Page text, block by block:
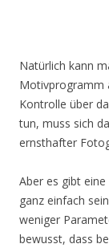
Natürlich kann
Motivprogramm
Kontrolle über
tun, muss sich
ernsthafter
Aber es gibt
ganz einfach
weniger
bewusst, dass